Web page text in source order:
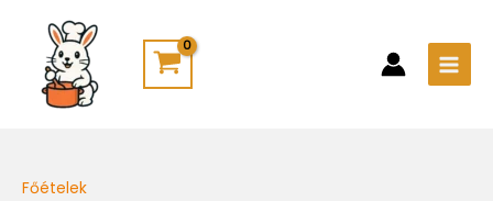
content
Főételek